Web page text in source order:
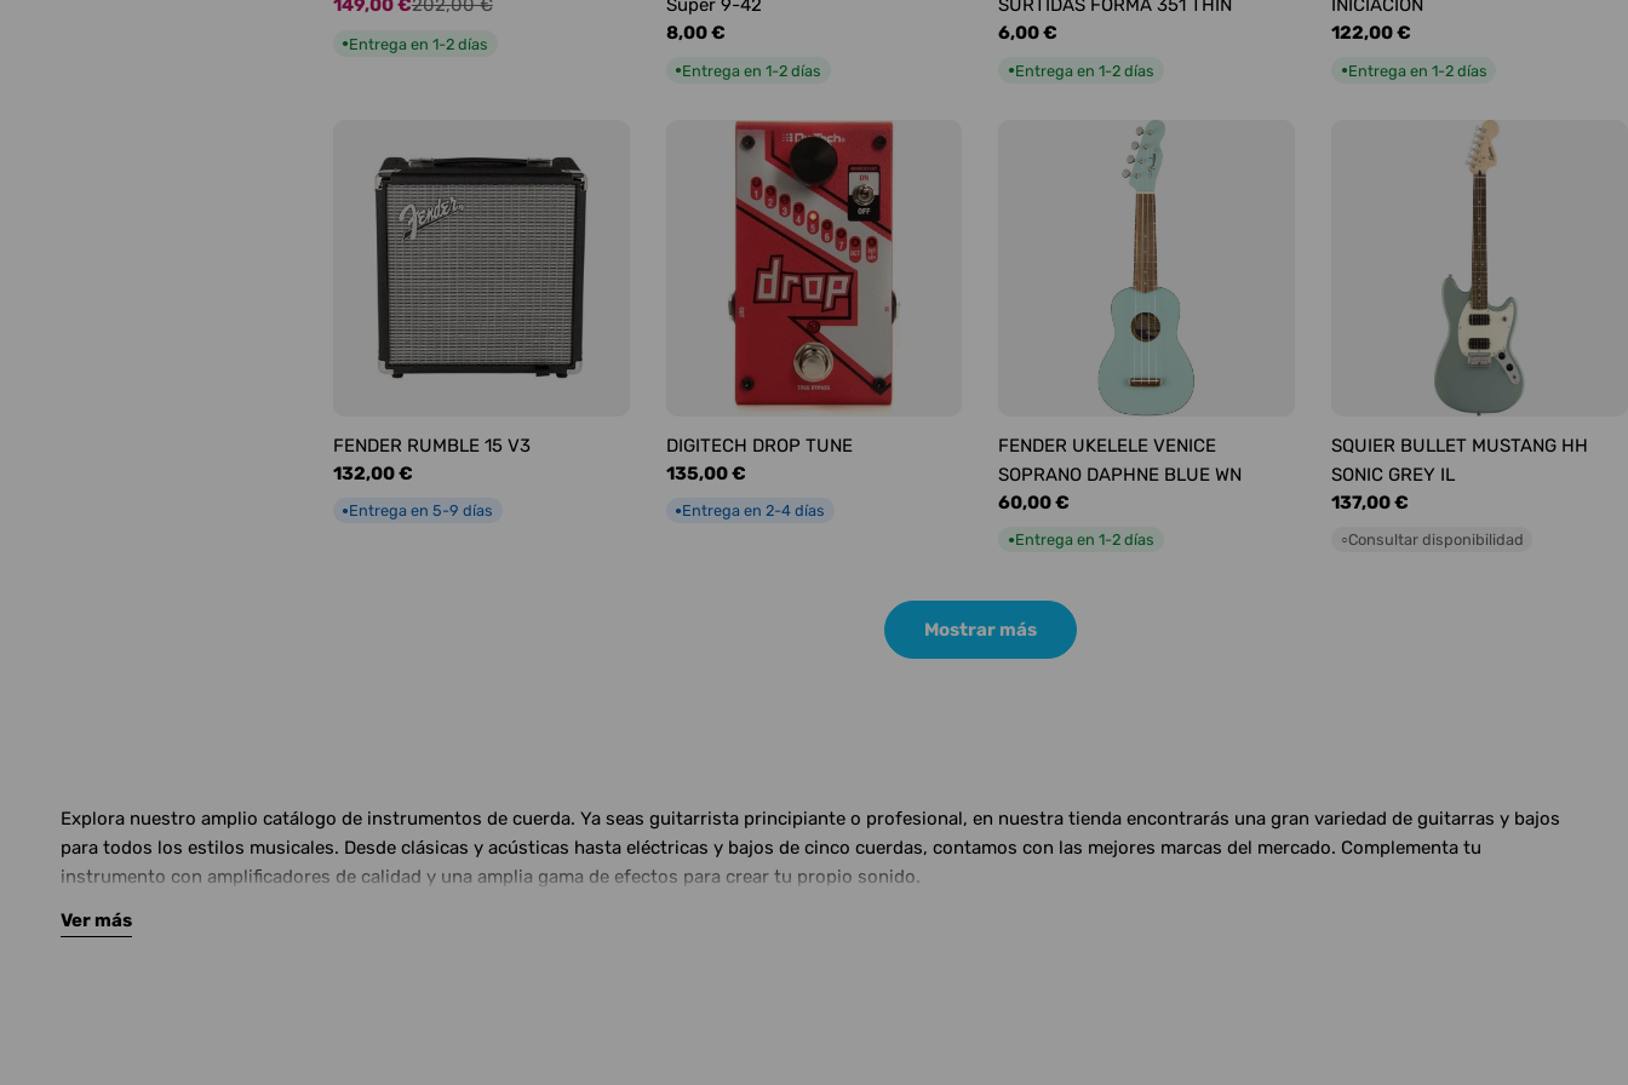
Precio
de
149,00 €
Precio
habitual
202,00 €
●Entrega en 1-2 días
Super 9-42
Precio
8,00 €
●Entrega en 1-2 días
SURTIDAS FORMA 351 THIN
Precio
6,00 €
●Entrega en 1-2 días
INICIACIÓN
Precio
122,00 €
●Entrega en 1-2 días
FENDER RUMBLE 15 V3
Precio
132,00 €
●Entrega en 5-9 días
DIGITECH DROP TUNE
Precio
135,00 €
●Entrega en 2-4 días
FENDER UKELELE VENICE
SOPRANO DAPHNE BLUE WN
Precio
60,00 €
●Entrega en 1-2 días
SQUIER BULLET MUSTANG HH
SONIC GREY IL
Precio
137,00 €
○Consultar disponibilidad
Mostrar más
Explora nuestro amplio catálogo de instrumentos de cuerda. Ya seas guitarrista principiante o profesional, en nuestra tienda encontrarás una gran variedad de guitarras y bajos
para todos los estilos musicales. Desde clásicas y acústicas hasta eléctricas y bajos de cinco cuerdas, contamos con las mejores marcas del mercado. Complementa tu
instrumento con amplificadores de calidad y una amplia gama de efectos para crear tu propio sonido.
Ver más